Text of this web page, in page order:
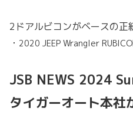
2ドアルビコンがベースの正
・ 2020 JEEP Wrangler
JSB NEWS 2024
タイガーオート本社